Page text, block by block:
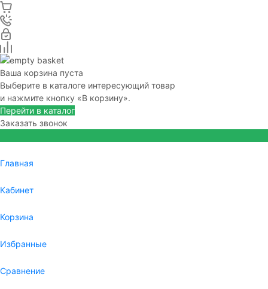
Ваша корзина пуста
Выберите в каталоге интересующий товар
и нажмите кнопку «В корзину».
Перейти в каталог
Заказать звонок
Главная
Кабинет
Корзина
Избранные
Сравнение